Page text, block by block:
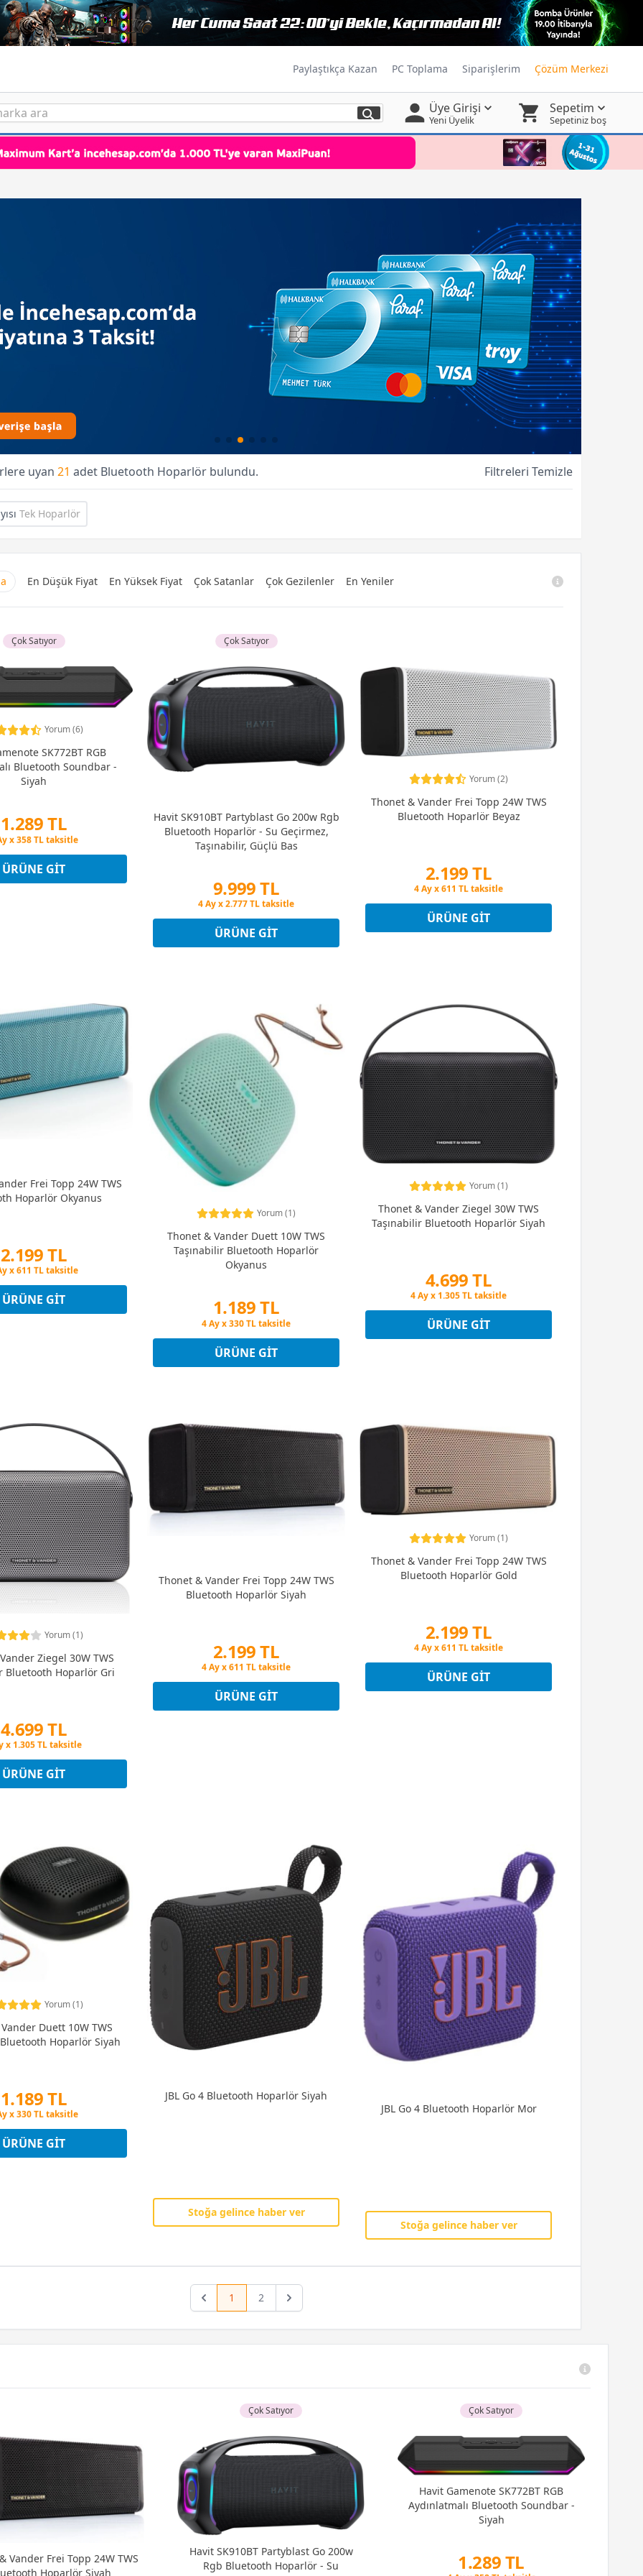
Paylaştıkça Kazan PC Toplama Siparişlerim Çözüm Merkezi
Üye Girişi
Yeni Üyelik
Sepetim
Sepetiniz boş
uyan 21 adet Bluetooth Hoparlör bulundu. Filtreleri Temizle
Tek Hoparlör
En Düşük Fiyat En Yüksek Fiyat Çok Satanlar Çok Gezilenler En Yeniler
Çok Satıyor
Yorum (6)
SK772BT RGB
Bluetooth Soundbar -
Siyah
1.289 TL
Fiyatına 3 Taksit
Fiyatına 3 Taksit
ÜRÜNE GIT
Çok Satıyor
Havit SK910BT Partyblast Go 200w Rgb
Bluetooth Hoparlör - Su Geçirmez,
Taşınabilir, Güçlü Bas
9.999 TL
Peşin Fiyatına 3 Taksit
Peşin Fiyatına 3 Taksit
ÜRÜNE GIT
Yorum (2)
Thonet & Vander Frei Topp 24W TWS
Bluetooth Hoparlör Beyaz
2.199 TL
Peşin Fiyatına 3 Taksit
Peşin Fiyatına 3 Taksit
ÜRÜNE GIT
Frei Topp 24W TWS
Hoparlör Okyanus
2.199 TL
Fiyatına 3 Taksit
Fiyatına 3 Taksit
ÜRÜNE GIT
Yorum (1)
Thonet & Vander Duett 10W TWS
Taşınabilir Bluetooth Hoparlör
Okyanus
1.189 TL
Peşin Fiyatına 3 Taksit
Peşin Fiyatına 3 Taksit
ÜRÜNE GIT
Yorum (1)
Thonet & Vander Ziegel 30W TWS
Taşınabilir Bluetooth Hoparlör Siyah
4.699 TL
Peşin Fiyatına 3 Taksit
Peşin Fiyatına 3 Taksit
ÜRÜNE GIT
Yorum (1)
Ziegel 30W TWS
Bluetooth Hoparlör Gri
4.699 TL
Fiyatına 3 Taksit
Fiyatına 3 Taksit
ÜRÜNE GIT
Thonet & Vander Frei Topp 24W TWS
Bluetooth Hoparlör Siyah
2.199 TL
Peşin Fiyatına 3 Taksit
Peşin Fiyatına 3 Taksit
ÜRÜNE GIT
Yorum (1)
Thonet & Vander Frei Topp 24W TWS
Bluetooth Hoparlör Gold
2.199 TL
Peşin Fiyatına 3 Taksit
Peşin Fiyatına 3 Taksit
ÜRÜNE GIT
Yorum (1)
Duett 10W TWS
Hoparlör Siyah
1.189 TL
Fiyatına 3 Taksit
Fiyatına 3 Taksit
ÜRÜNE GIT
JBL Go 4 Bluetooth Hoparlör Siyah
Stoğa gelince haber ver
JBL Go 4 Bluetooth Hoparlör Mor
Stoğa gelince haber ver
Previous1 2 Next
Vander Frei Topp 24W TWS
Hoparlör Siyah
Çok Satıyor
Havit SK910BT Partyblast Go 200w
Rgb Bluetooth Hoparlör - Su
Çok Satıyor
Havit Gamenote SK772BT RGB
Aydınlatmalı Bluetooth Soundbar -
Siyah
1.289 TL